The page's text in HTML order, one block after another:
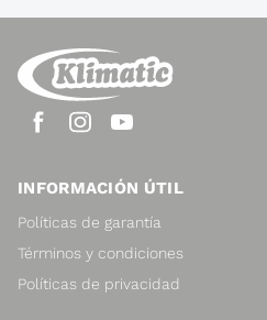
INFORMACIÓN ÚTIL
Políticas de garantía
Términos y condiciones
Políticas de privacidad